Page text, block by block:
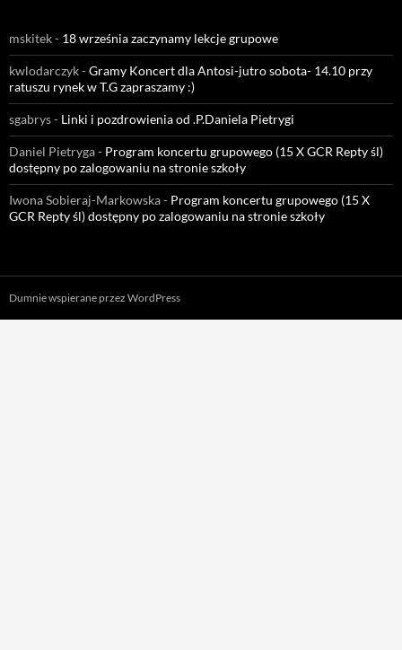
mskitek- 18 września zaczynamy lekcje grupowe
kwlodarczyk-Gramy Koncert dla Antosi-jutro sobota- 14.10 przy
ratuszu rynek w T.G zapraszamy :)
sgabrys- Linki i pozdrowienia od .P.Daniela Pietrygi
Daniel Pietryga- Program koncertu grupowego (15 X GCR Repty śl)
dostępny po zalogowaniu na stronie szkoły
Iwona Sobieraj-Markowska- Program koncertu grupowego (15 X
GCR Repty śl) dostępny po zalogowaniu na stronie szkoły
Dumnie wspierane przez WordPress